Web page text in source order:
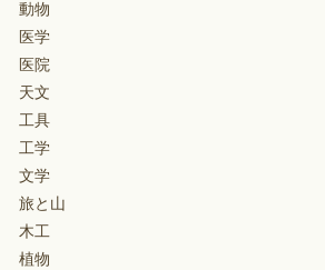
動物
医学
医院
天文
工具
工学
文学
旅と山
木工
植物